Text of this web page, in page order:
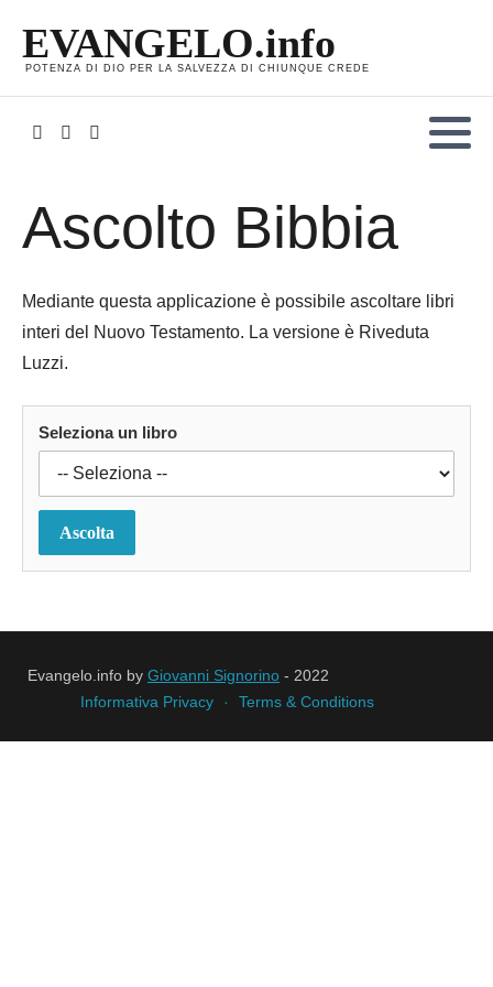
EVANGELO.info
POTENZA DI DIO PER LA SALVEZZA DI CHIUNQUE CREDE
Ascolto Bibbia
Mediante questa applicazione è possibile ascoltare libri
interi del Nuovo Testamento. La versione è Riveduta
Luzzi.
Seleziona un libro
Ascolta
Evangelo.info by Giovanni Signorino - 2022
Informativa Privacy
Terms & Conditions